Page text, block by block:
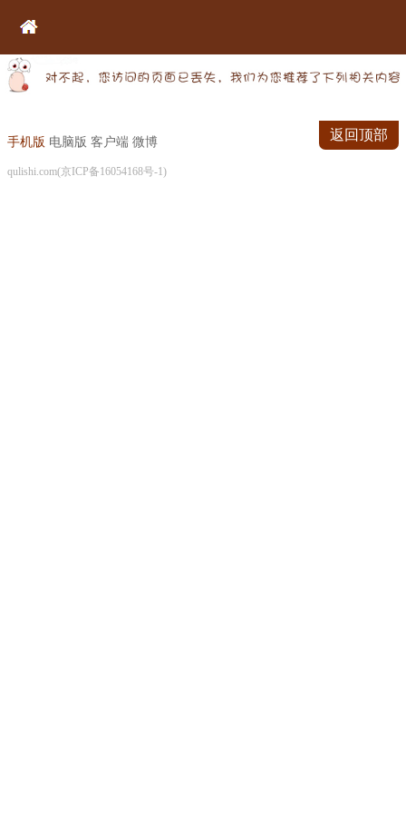
手机版 电脑版 客户端 微博
qulishi.com(京ICP备16054168号-1)
返回顶部